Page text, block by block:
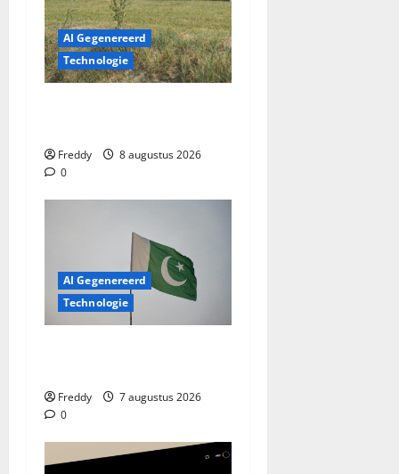
AI Gegenereerd
Technologie
Freddy
8 augustus 2026
0
AI Gegenereerd
Technologie
Freddy
7 augustus 2026
0